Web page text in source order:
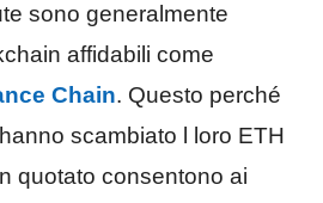
sono generalmente
affidabili come
Chain. Questo perché
scambiato l loro ETH
quotato consentono ai